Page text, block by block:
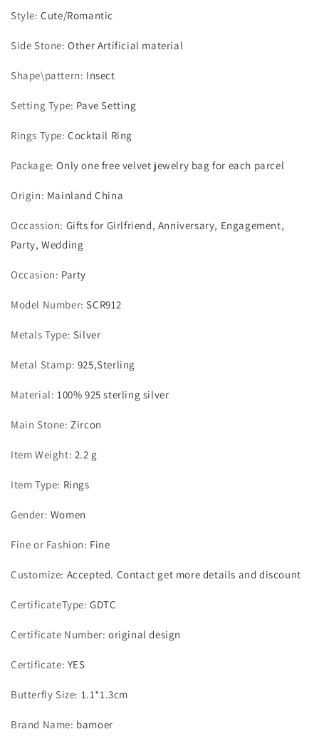
Style:Cute/Romantic
Side Stone:Other Artificial material
Shape\pattern: Insect
Setting Type: Pave Setting
Rings Type:Cocktail Ring
Package:Only one free velvet jewelry bag for each parcel
Origin: Mainland China
Occassion: Gifts for Girlfriend, Anniversary, Engagement,
Party, Wedding
Occasion: Party
Model Number:SCR912
Metals Type: Silver
Metal Stamp: 925,Sterling
Material:100% 925 sterling silver
Main Stone:Zircon
Item Weight: 2.2 g
Item Type: Rings
Gender: Women
Fine or Fashion: Fine
Customize: Accepted. Contact get more details and discount
CertificateType:GDTC
Certificate Number:original design
Certificate: YES
Butterfly Size: 1.1*1.3cm
Brand Name: bamoer